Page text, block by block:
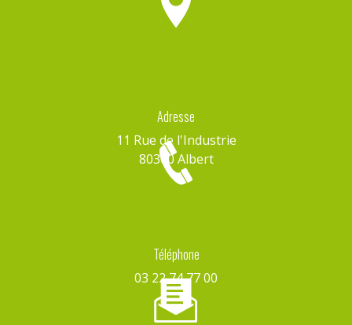
Adresse
11 Rue de l'Industrie
80300 Albert
Téléphone
03 22 74 77 00